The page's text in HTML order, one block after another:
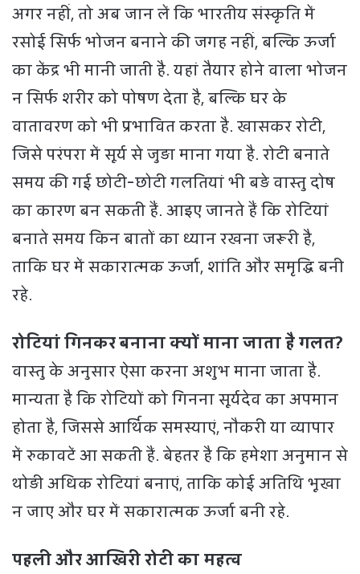
अगर नहीं, तो अब जान लें कि भारतीय संस्कृति में
रसोई सिर्फ भोजन बनाने की जगह नहीं, बल्कि ऊर्जा
का केंद्र भी मानी जाती है. यहां तैयार होने वाला भोजन
न सिर्फ शरीर को पोषण देता है, बल्कि घर के
वातावरण को भी प्रभावित करता है. खासकर रोटी,
जिसे परंपरा में सूर्य से जुड़ा माना गया है. रोटी बनाते
समय की गई छोटी-छोटी गलतियां भी बड़े वास्तु दोष
का कारण बन सकती हैं. आइए जानते हैं कि रोटियां
बनाते समय किन बातों का ध्यान रखना जरूरी है,
ताकि घर में सकारात्मक ऊर्जा, शांति और समृद्धि बनी
रहे.
रोटियां गिनकर बनाना क्यों माना जाता है गलत?
वास्तु के अनुसार ऐसा करना अशुभ माना जाता है.
मान्यता है कि रोटियों को गिनना सूर्यदेव का अपमान
होता है, जिससे आर्थिक समस्याएं, नौकरी या व्यापार
में रुकावटें आ सकती हैं. बेहतर है कि हमेशा अनुमान से
थोड़ी अधिक रोटियां बनाएं, ताकि कोई अतिथि भूखा
न जाए और घर में सकारात्मक ऊर्जा बनी रहे.
पहली और आखिरी रोटी का महत्व